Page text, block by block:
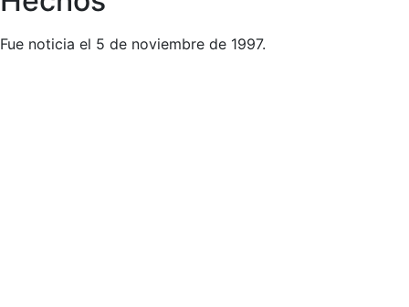
Fue noticia el 5 de noviembre de 1997.